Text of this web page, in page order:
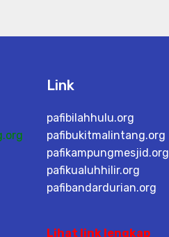
Link
pafibilahhulu.org
pafibukitmalintang.org
pafikampungmesjid.org
pafikualuhhilir.org
pafibandardurian.org
Lihat link lengkap